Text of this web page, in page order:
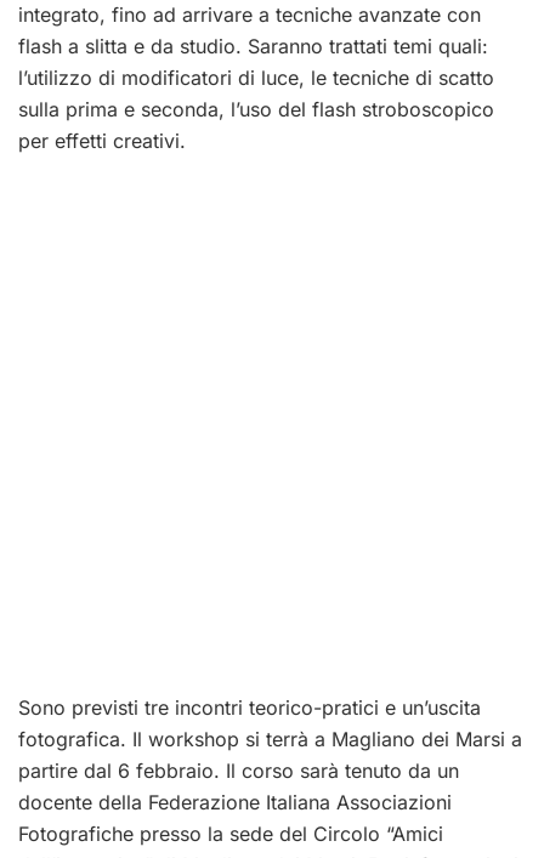
integrato, fino ad arrivare a tecniche avanzate con
flash a slitta e da studio. Saranno trattati temi quali:
l’utilizzo di modificatori di luce, le tecniche di scatto
sulla prima e seconda, l’uso del flash stroboscopico
per effetti creativi.
Sono previsti tre incontri teorico-pratici e un’uscita
fotografica. Il workshop si terrà a Magliano dei Marsi a
partire dal 6 febbraio. Il corso sarà tenuto da un
docente della Federazione Italiana Associazioni
Fotografiche presso la sede del Circolo “Amici